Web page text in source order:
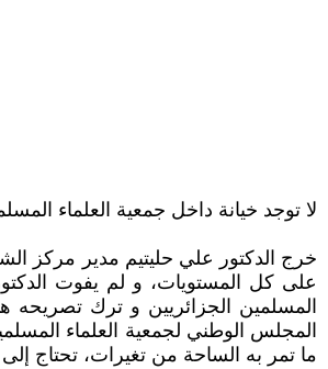
لا توجد خيانة داخل جمعية العلماء
خرج الدكتور علي حليتيم مدير مركز
على كل المستويات، و لم يفوت
المسلمين الجزائريين و ترك تصريحه
المجلس الوطني لجمعية العلماء
ما تمر به الساحة من تغيرات، تحتاج